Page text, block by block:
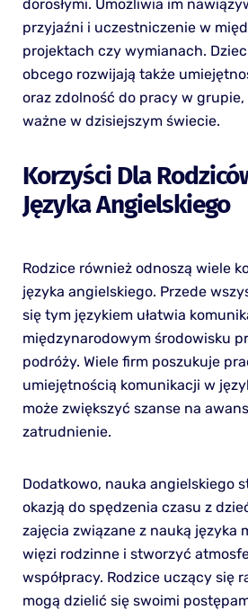
dorosłymi. Umożliwia im
przyjaźni i uczestniczenie w
projektach czy wymianach.
obcego rozwijają także
oraz zdolność do pracy w
ważne w dzisiejszym świecie.
Korzyści Dla
Języka Angielskiego
Rodzice również odnoszą wiele
języka angielskiego. Przede
się tym językiem ułatwia
międzynarodowym środowisku
podróży. Wiele firm poszukuje
umiejętnością komunikacji w
może zwiększyć szanse na
zatrudnienie.
Dodatkowo, nauka angielskiego
okazją do spędzenia czasu z
zajęcia związane z nauką języka
więzi rodzinne i stworzyć
współpracy. Rodzice uczący się
mogą dzielić się swoimi